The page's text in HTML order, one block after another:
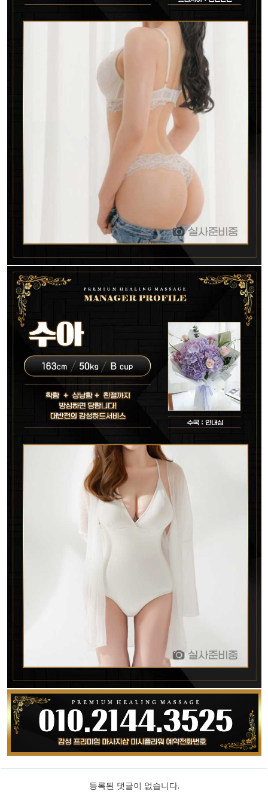
등록된 댓글이 없습니다.